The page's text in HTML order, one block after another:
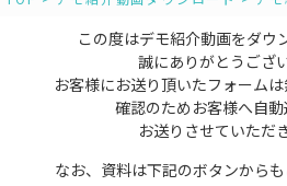
この度はデモ紹介動画をダウ
誠にありがとうござ
お客様にお送り頂いたフォームは
確認のためお客様へ自
お送りさせていただ
なお、資料は下記のボタンからも